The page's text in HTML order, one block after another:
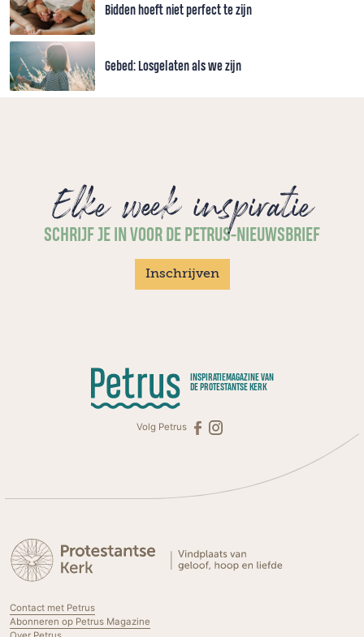
Bidden hoeft niet perfect te zijn
Gebed: Losgelaten als we zijn
Elke week inspiratie
SCHRIJF JE IN VOOR DE PETRUS-NIEUWSBRIEF
Inschrijven
INSPIRATIEMAGAZINE VAN
DE PROTESTANTSE KERK
Volg Petrus
Contact met Petrus
Abonneren op Petrus Magazine